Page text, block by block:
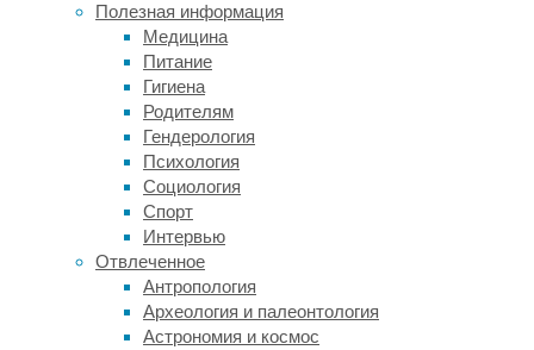
Полезная информация
Медицина
Питание
Гигиена
Родителям
Гендерология
Психология
Социология
Спорт
Интервью
Отвлеченное
Антропология
Археология и палеонтология
Астрономия и космос
острые
приступы.
Этими
электродами
пользуются
ученые,
чтобы
рассмотреть
соседние
области
мозга.